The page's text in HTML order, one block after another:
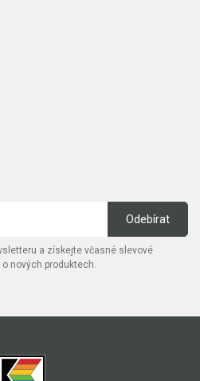
a získejte včasné slevové
nových produktech.